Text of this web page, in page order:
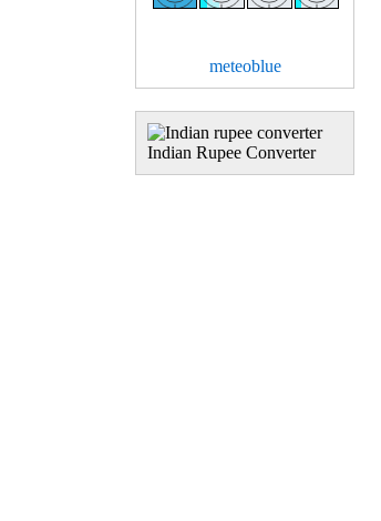
meteoblue
Indian Rupee Converter